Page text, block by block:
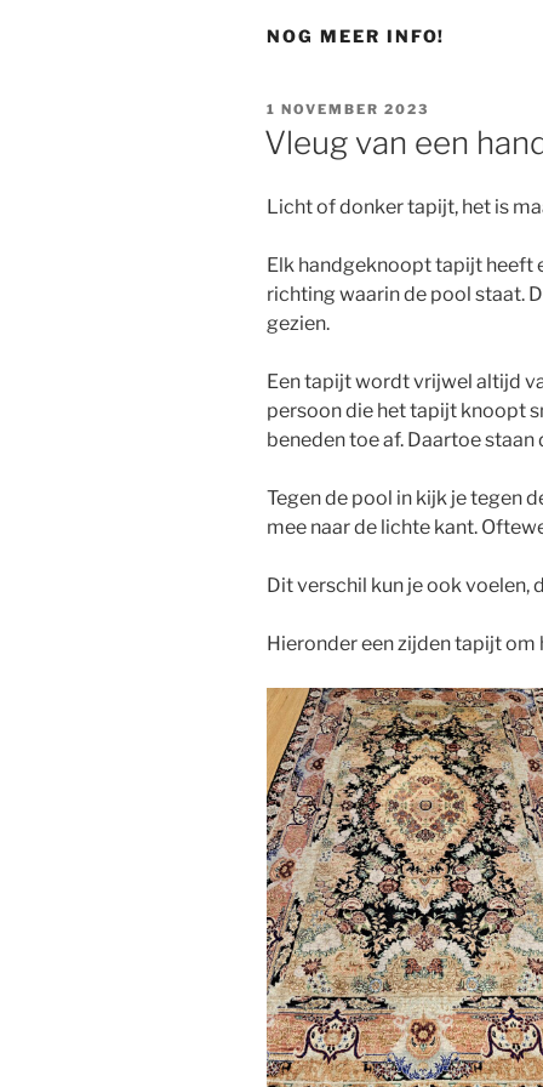
NOG MEER INFO!
GEPLAATST
OP
1 NOVEMBER 2023
Vleug van een
Licht of donker tapijt, het is
Elk handgeknoopt tapijt heeft
richting waarin de pool staat.
gezien.
Een tapijt wordt vrijwel altijd
persoon die het tapijt knoopt
beneden toe af. Daartoe staan
Tegen de pool in kijk je tegen
mee naar de lichte kant.
Dit verschil kun je ook voelen,
Hieronder een zijden tapijt